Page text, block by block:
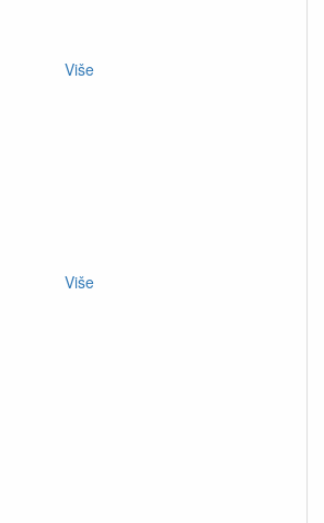
Više
Više